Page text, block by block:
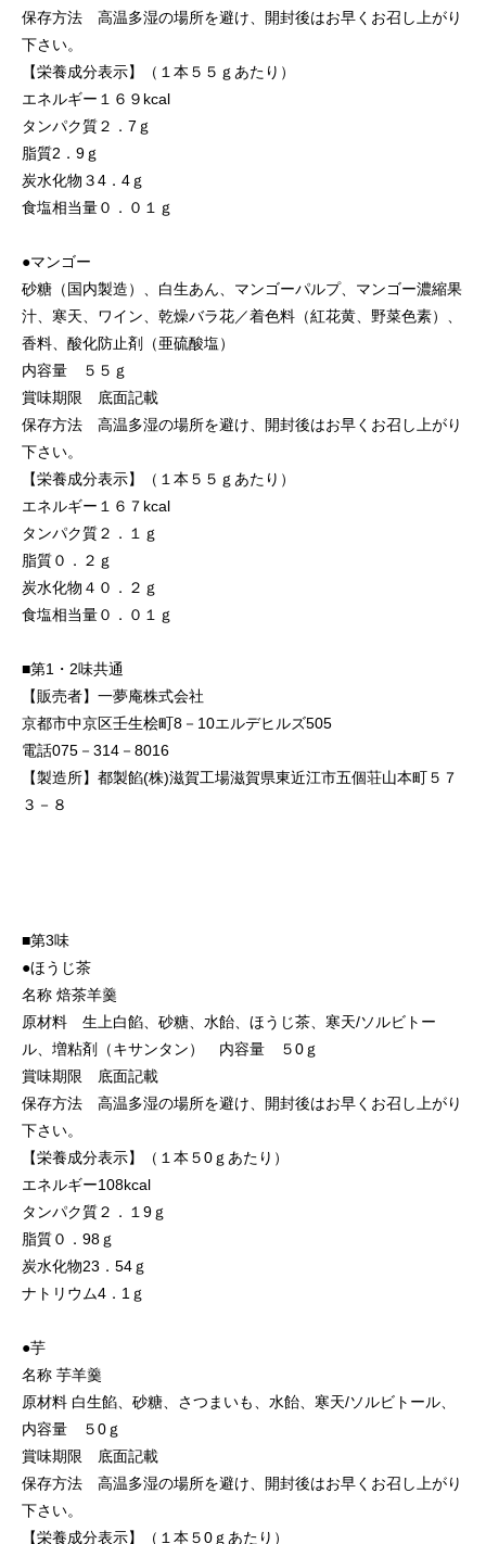
保存方法 高温多湿の場所を避け、開封後はお早くお召し上がり
下さい。
【栄養成分表示】（１本５５ｇあたり）
エネルギー１６９kcal
タンパク質２．7ｇ
脂質2．9ｇ
炭水化物３4．4ｇ
食塩相当量０．０１ｇ
●マンゴー
砂糖（国内製造）、白生あん、マンゴーパルプ、マンゴー濃縮果
汁、寒天、ワイン、乾燥バラ花／着色料（紅花黄、野菜色素）、
香料、酸化防止剤（亜硫酸塩）
内容量 ５５ｇ
賞味期限 底面記載
保存方法 高温多湿の場所を避け、開封後はお早くお召し上がり
下さい。
【栄養成分表示】（１本５５ｇあたり）
エネルギー１６７kcal
タンパク質２．１ｇ
脂質０．２ｇ
炭水化物４０．２ｇ
食塩相当量０．０１ｇ
■第1・2味共通
【販売者】一夢庵株式会社
京都市中京区壬生桧町8－10エルデヒルズ505
電話075－314－8016
【製造所】都製餡(株)滋賀工場滋賀県東近江市五個荘山本町５７
３－８
■第3味
●ほうじ茶
名称 焙茶羊羹
原材料 生上白餡、砂糖、水飴、ほうじ茶、寒天/ソルビトー
ル、増粘剤（キサンタン） 内容量 ５0ｇ
賞味期限 底面記載
保存方法 高温多湿の場所を避け、開封後はお早くお召し上がり
下さい。
【栄養成分表示】（１本５0ｇあたり）
エネルギー108kcal
タンパク質２．１9ｇ
脂質０．98ｇ
炭水化物23．54ｇ
ナトリウム4．1ｇ
●芋
名称 芋羊羹
原材料 白生餡、砂糖、さつまいも、水飴、寒天/ソルビトール、
内容量 ５0ｇ
賞味期限 底面記載
保存方法 高温多湿の場所を避け、開封後はお早くお召し上がり
下さい。
【栄養成分表示】（１本５0ｇあたり）